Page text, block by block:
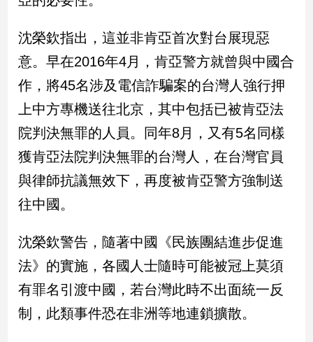
點
觀
兩
岸/
國
際
會/
地
方
新
冠
病
專
區
沈榮欽指出，這並非肯亞首次對台展現惡
意。早在2016年4月，肯亞警方就曾與中國合
作，將45名涉及電信詐騙案的台灣人強行押
上中方專機送往北京，其中包括已被肯亞法
院判決無罪的人員。同年8月，又有5名同樣
獲肯亞法院判決無罪的台灣人，在台灣官員
與律師抗議無效下，再度被肯亞警方強制送
往中國。
沈榮欽警告，隨著中國《民族團結進步促進
法》的實施，各國人士隨時可能被冠上莫須
有罪名引渡中國，若台灣此時不出面統一反
制，此類事件恐在非洲等地連鎖擴散。